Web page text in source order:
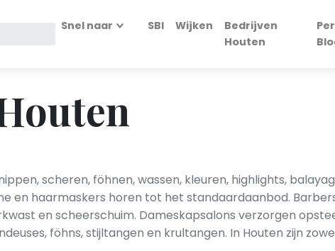
Snel naar SBI Wijken
Bedrijven
Houten
scheren, föhnen, wassen, kleuren, highlights,
en haarmaskers horen tot het standaardaanbod.
en scheerschuim. Dameskapsalons verzorgen
föhns, stijltangen en krultangen. In Houten zijn